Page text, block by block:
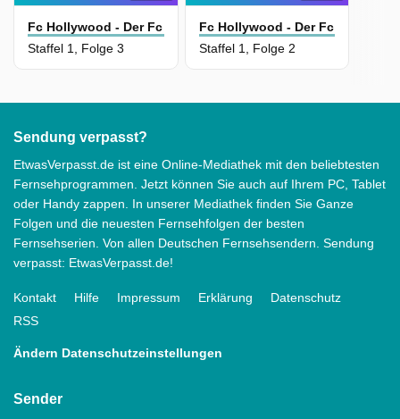
Fc Hollywood - Der Fc Bayern Und Die Verrückten 90Er
Staffel 1, Folge 3
Fc Hollywood - Der Fc Bayern
Staffel 1, Folge 2
Sendung verpasst?
EtwasVerpasst.de ist eine Online-Mediathek mit den beliebtesten
Fernsehprogrammen. Jetzt können Sie auch auf Ihrem PC, Tablet
oder Handy zappen. In unserer Mediathek finden Sie Ganze
Folgen und die neuesten Fernsehfolgen der besten
Fernsehserien. Von allen Deutschen Fernsehsendern. Sendung
verpasst: EtwasVerpasst.de!
Kontakt Hilfe Impressum Erklärung
Datenschutz
RSS
Ändern Datenschutzeinstellungen
Sender